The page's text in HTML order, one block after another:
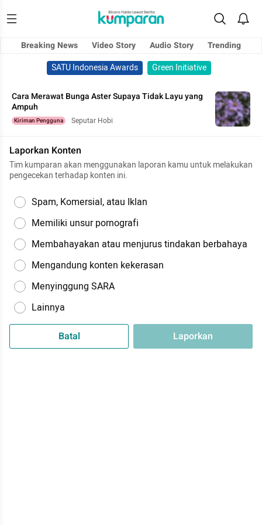
Breaking News Video Story Audio Story
Trending
SATU Indonesia Awards
Green Initiative
Cara Merawat Bunga Aster Supaya Tidak Layu yang
Ampuh
Kiriman Pengguna Seputar Hobi
Laporkan Konten
Tim kumparan akan menggunakan laporan kamu untuk melakukan
pengecekan terhadap konten ini.
Spam, Komersial, atau Iklan
Memiliki unsur pornografi
Membahayakan atau menjurus tindakan berbahaya
Mengandung konten kekerasan
Menyinggung SARA
Lainnya
Batal Laporkan